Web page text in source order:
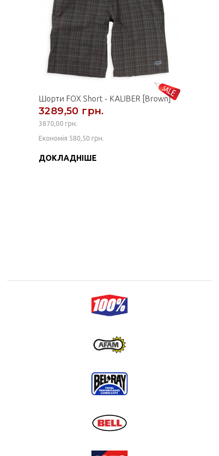
Шорти FOX Short - KALIBER [Brown]
3289,50 грн.
3870,00 грн.
Економія 580,50 грн.
ДОКЛАДНІШЕ